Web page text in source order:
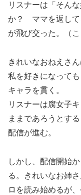
リスナーは「そん
か？ ママを返して
が飛び交った。（
きれいなおねえさ
私を好きになって
キャラを貫く。
リスナーは腐女子
ままであろうとす
配信が進む。
しかし、配信開始
る。きれいなお姉
ロを読み始めるが